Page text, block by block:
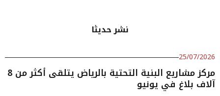
نشر حديثا
25/07/2026
مركز مشاريع البنية التحتية بالرياض يتلقى أكثر من 8
آلاف بلاغ في يونيو